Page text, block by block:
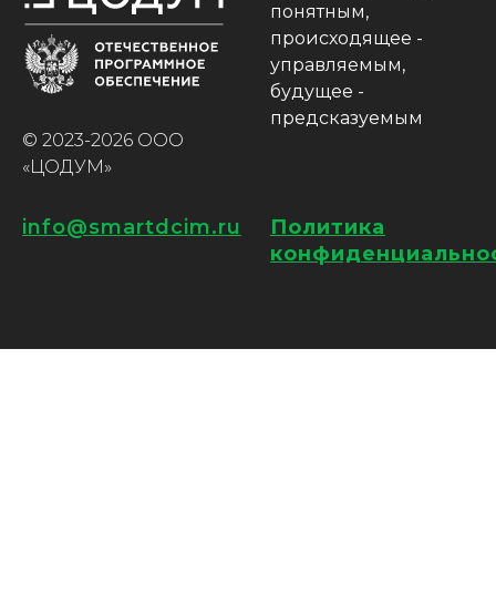
© 2023-2026 ООО
«ЦОДУМ»
понятным,
происходящее -
управляемым,
будущее -
предсказуемым
info@smartdcim.ru
Политика